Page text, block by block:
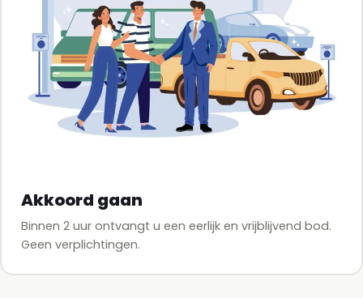
Akkoord gaan
Binnen 2 uur ontvangt u een eerlijk en vrijblijvend bod.
Geen verplichtingen.